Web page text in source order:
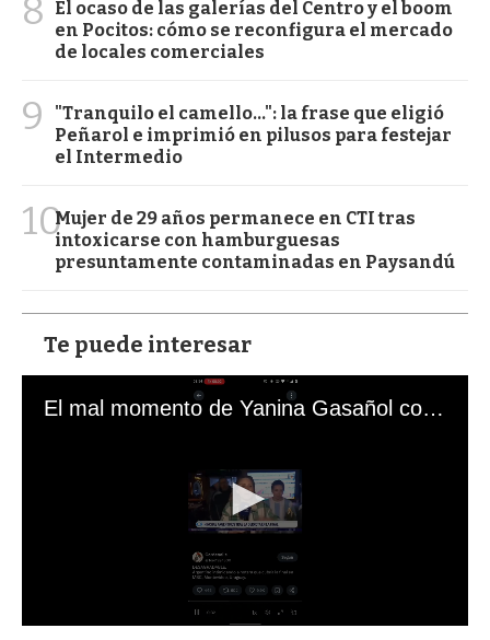
8
El ocaso de las galerías del Centro y el boom
en Pocitos: cómo se reconfigura el mercado
de locales comerciales
9
"Tranquilo el camello...": la frase que eligió
Peñarol e imprimió en pilusos para festejar
el Intermedio
10Mujer de 29 años permanece en CTI tras
intoxicarse con hamburguesas
presuntamente contaminadas en Paysandú
Te puede interesar
El mal momento de Yanina Gasañol con un hincha argentino en "Subrayado"